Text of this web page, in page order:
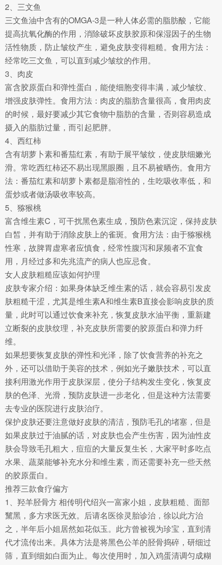
2、三文鱼
三文鱼油中含有的OMGA-3是一种人体必需的脂肪酸，它能
提高抗氧化酶的作用，消除破坏皮肤胶原和保湿因子的生物
活性物质，防止皱纹产生，避免皮肤变得粗糙。食用方法：
经常吃三文鱼，可以直到减少皱纹的作用。
3、肉皮
富含胶原蛋白和弹性蛋白，能使细胞变得丰满，减少皱纹、
增强皮肤弹性。食用方法：肉皮的脂肪含量很高，食用肉皮
的时候，最好要减少其它食物中脂肪的含量，否则容易造成
摄入的脂肪过量，而引起肥胖。
4、西红柿
含有胡萝卜素和番茄红素，有助于展平皱纹，使皮肤细嫩光
滑。常吃西红柿还不易出现黑眼圈，且不易被晒伤。食用方
法：番茄红素和胡萝卜素都是脂溶性的，生吃吸收率低，和
蛋炒或者做汤吸收率较高。
5、猕猴桃
富含维生素C，可干扰黑色素生成，预防色素沉淀，保持皮肤
白皙，并有助于消除皮肤上的雀斑。食用方法：由于猕猴桃
性寒，故脾胃虚寒者应慎食，经常性腹泻和尿频者不宜食
用，月经过多和先兆流产的病人也应忌食。
女人皮肤粗糙应该如何护理
皮肤专家介绍：如果身体缺乏维生素的话，就会容易引发皮
肤粗糙干涩，尤其是维生素A和维生素B直接会影响皮肤的质
量，此时可以通过饮食来补充，恢复皮肤水油平衡，重新建
立断裂的皮肤纹理，补充皮肤所需要的胶原蛋白和弹力纤
维。
如果想要恢复皮肤的弹性和光泽，除了饮食营养的补充之
外，还可以借助于美容的技术，例如光子嫩肤技术，可以直
接利用激光作用于皮肤深层，使分子结构发生变化，恢复皮
肤的色泽、光滑，预防皮肤进一步老化，但是这种方法需要
去专业的医院进行皮肤治疗。
保护皮肤还要注意做好皮肤的清洁，预防毛孔的堵塞，但是
如果皮肤过于油腻的话，对皮肤也会产生伤害，因为油性皮
肤会导致毛孔粗大，痘痘的大量反复生长，大家平时多吃点
水果、蔬菜能够补充水分和维生素，而还需要补充一些天然
的胶原蛋白。
推荐三款食疗偏方
1、羟羊胫骨方 相传明代绍兴一富家小姐，皮肤粗糙、面部
黧黑，多方求医无效。后请名医徐灵胎诊治，徐以此方治
之，半年后小姐居然如花似玉。此方曾被视为珍宝，直到清
代才流传出来。具体方法是将黑色公羊的胫骨捣碎，研细过
筛，直到细如白面为止。每次使用时，加入鸡蛋清调匀成糊